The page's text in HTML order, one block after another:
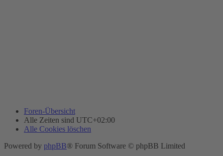
Foren-Übersicht
Alle Zeiten sind UTC+02:00
Alle Cookies löschen
Powered by phpBB® Forum Software © phpBB Limited